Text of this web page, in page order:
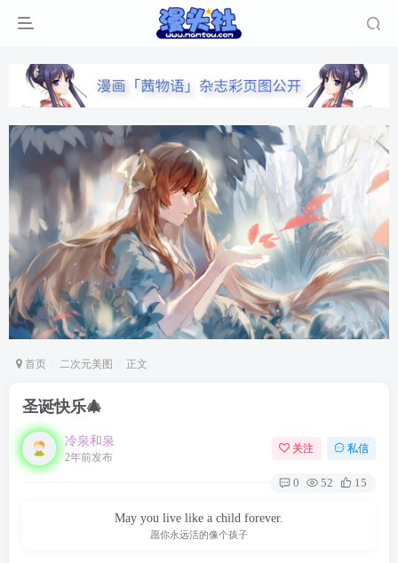
首页 二次元美图 正文
圣诞快乐🎄
冷泉和泉
2年前发布
关注 私信
0 52 15
May you live like a child forever.
愿你永远活的像个孩子